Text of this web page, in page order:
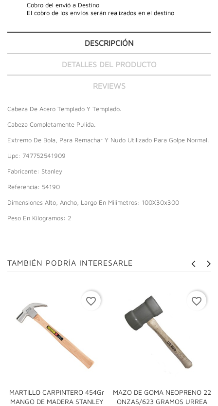
Cobro del envió a Destino
El cobro de los envíos serán realizados en el destino
DESCRIPCIÓN
DETALLES DEL PRODUCTO
REVIEWS
Cabeza De Acero Templado Y Templado.
Cabeza Completamente Pulida.
Extremo De Bola, Para Remachar Y Nudo Utilizado Para Golpe Normal.
Upc: 747752541909
Fabricante: Stanley
Referencia: 54190
Dimensiones Alto, Ancho, Largo En Milimetros: 100X30x300
Peso En Kilogramos: 2
TAMBIÉN PODRÍA INTERESARLE
MARTILLO CARPINTERO 454Gr
MANGO DE MADERA STANLEY
favorite_border
MAZO DE GOMA NEOPRENO 22
ONZAS/623 GRAMOS URREA
favorite_border